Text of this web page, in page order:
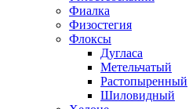
Фиалка
Физостегия
Флоксы
Дугласа
Метельчатый
Растопыренный
Шиловидный